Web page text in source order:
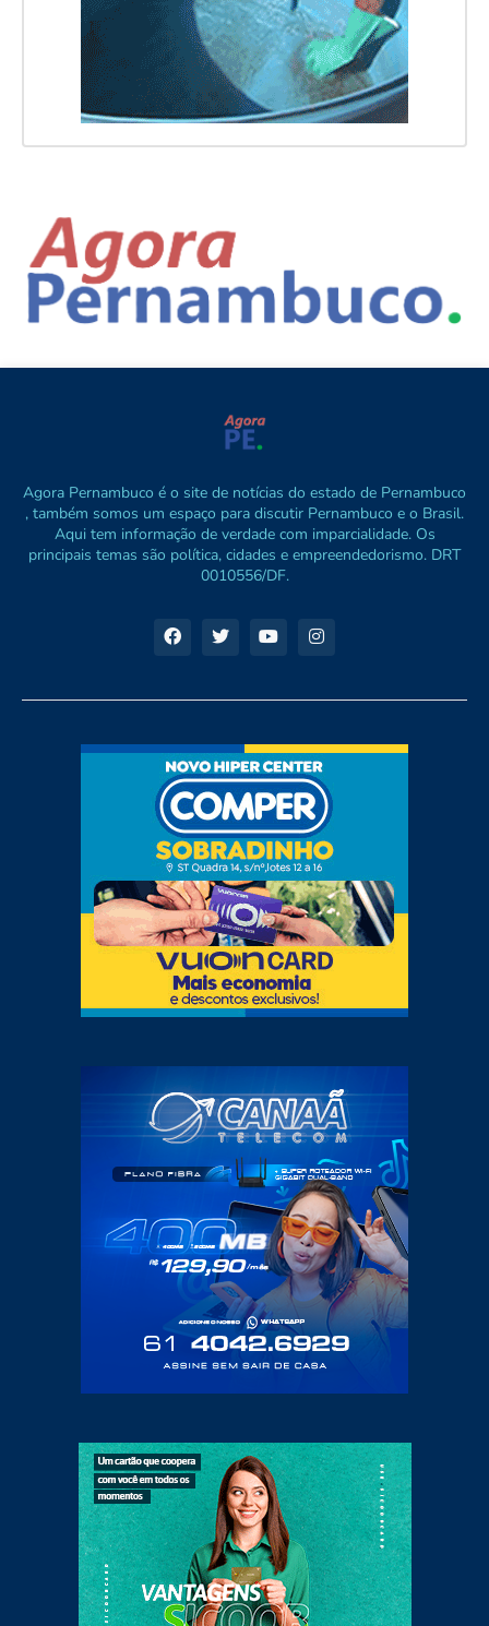
Agora Pernambuco é o site de notícias do estado de Pernambuco
, também somos um espaço para discutir Pernambuco e o Brasil.
Aqui tem informação de verdade com imparcialidade. Os
principais temas são política, cidades e empreendedorismo. DRT
0010556/DF.